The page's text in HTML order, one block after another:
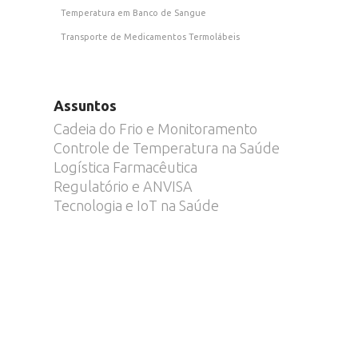
Temperatura em Banco de Sangue
Transporte de Medicamentos Termolábeis
Assuntos
Cadeia do Frio e Monitoramento
Controle de Temperatura na Saúde
Logística Farmacêutica
Regulatório e ANVISA
Tecnologia e IoT na Saúde